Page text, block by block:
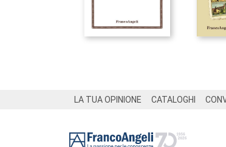
LA TUA OPINIONE CATALOGHI